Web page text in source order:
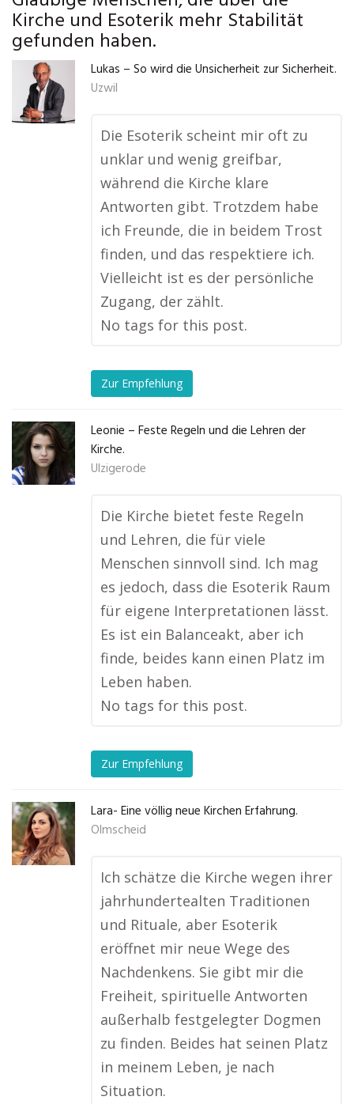
Kirche und Esoterik mehr Stabilität
gefunden haben.
Lukas – So wird die Unsicherheit zur Sicherheit.
Uzwil
Die Esoterik scheint mir oft zu
unklar und wenig greifbar,
während die Kirche klare
Antworten gibt. Trotzdem habe
ich Freunde, die in beidem Trost
finden, und das respektiere ich.
Vielleicht ist es der persönliche
Zugang, der zählt.
No tags for this post.
Zur Empfehlung
Leonie – Feste Regeln und die Lehren der
Kirche.
Ulzigerode
Die Kirche bietet feste Regeln
und Lehren, die für viele
Menschen sinnvoll sind. Ich mag
es jedoch, dass die Esoterik Raum
für eigene Interpretationen lässt.
Es ist ein Balanceakt, aber ich
finde, beides kann einen Platz im
Leben haben.
No tags for this post.
Zur Empfehlung
Lara- Eine völlig neue Kirchen Erfahrung.
Olmscheid
Ich schätze die Kirche wegen ihrer
jahrhundertealten Traditionen
und Rituale, aber Esoterik
eröffnet mir neue Wege des
Nachdenkens. Sie gibt mir die
Freiheit, spirituelle Antworten
außerhalb festgelegter Dogmen
zu finden. Beides hat seinen Platz
in meinem Leben, je nach
Situation.